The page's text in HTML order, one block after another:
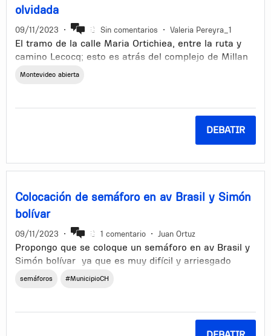
olvidada
09/11/2023 • Sin comentarios • Valeria Pereyra_1
El tramo de la calle Maria Ortichiea, entre la ruta y
camino Lecocq; esto es atrás del complejo de Millan
y Lecoq esta totalmente destrozada.
luego se olvidaron del resto de esa calle.
Además de que el tramo que menciono queda como
perdido porque la mayoria de las personas y servicios
Orticochea termina en la ruta y les cuesta dar con el
oportuno cambiarle el nombre.
Montevideo abierta
DEBATIR
Colocación de semáforo en av Brasil y Simón
bolívar
09/11/2023 • 1 comentario • Juan Ortuz
Propongo que se coloque un semáforo en av Brasil y
Simón bolívar ya que es muy difícil y arriesgado
cruzar sin que los autos te pasen por encima y aparte
semáforos #MunicipioCH